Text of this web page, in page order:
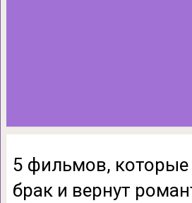
5 фильмов, которые
брак и вернут